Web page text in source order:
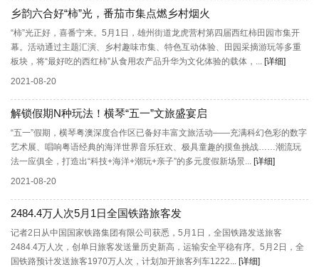
乡韵六合好“柿”光，番茄市集点燃乡村烟火
“柿”光正好，喜番宁来。5月1日，雄州街道龙虎营村第四届西红柿田园市集开
幕。活动通过主题汇演、乡村趣味市集、特色互动体验、田园采摘游玩等多重
板块，将“最好吃的西红柿”从食用农产品升华为文化体验的载体，... [详细]
2021-08-20
解锁假期N种玩法！横琴“五一”文旅盛宴启
“五一”假期，横琴粤澳深度合作区已备好丰富文旅活动——充满科幻色彩的数字
艺术展、唱响粤语经典的海洋世界音乐狂欢、极具童趣的摸鱼挑战……潮流玩
法一应俱全，打造出“科技+海洋+潮玩+亲子”的多元度假新场景... [详细]
2021-08-20
2484.4万人次5月1日全国铁路旅客发
记者2日从中国国家铁路集团有限公司获悉，5月1日，全国铁路发送旅客
2484.4万人次，创单日旅客发送量历史新高，运输安全平稳有序。5月2日，全
国铁路预计发送旅客1970万人次，计划加开旅客列车1222... [详细]